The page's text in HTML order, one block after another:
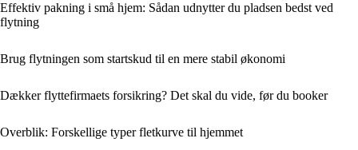
Effektiv pakning i små hjem: Sådan udnytter du pladsen bedst ved
flytning
Brug flytningen som startskud til en mere stabil økonomi
Dækker flyttefirmaets forsikring? Det skal du vide, før du booker
Overblik: Forskellige typer fletkurve til hjemmet